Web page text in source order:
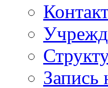
Запись